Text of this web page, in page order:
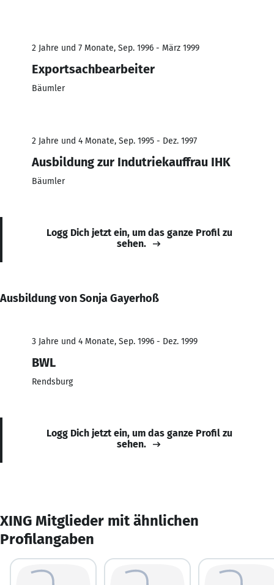
2 Jahre und 7 Monate, Sep. 1996 - März 1999
Exportsachbearbeiter
Bäumler
2 Jahre und 4 Monate, Sep. 1995 - Dez. 1997
Ausbildung zur Indutriekauffrau IHK
Bäumler
Logg Dich jetzt ein, um das ganze Profil zu
sehen.
Ausbildung von Sonja Gayerhoß
3 Jahre und 4 Monate, Sep. 1996 - Dez. 1999
BWL
Rendsburg
Logg Dich jetzt ein, um das ganze Profil zu
sehen.
XING Mitglieder mit ähnlichen
Profilangaben